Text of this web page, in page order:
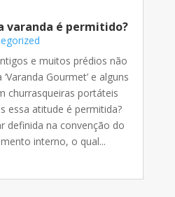
varanda é permitido?
e muitos prédios não
Gourmet’ e alguns
churrasqueiras portáteis
essa atitude é permitida?⠀
definida na convenção do
interno, o qual...